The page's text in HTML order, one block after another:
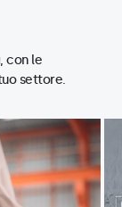
con le
settore.